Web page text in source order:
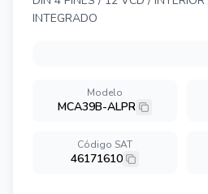
INTEGRADO
Modelo
MCA39B-ALPR
Código SAT
46171610